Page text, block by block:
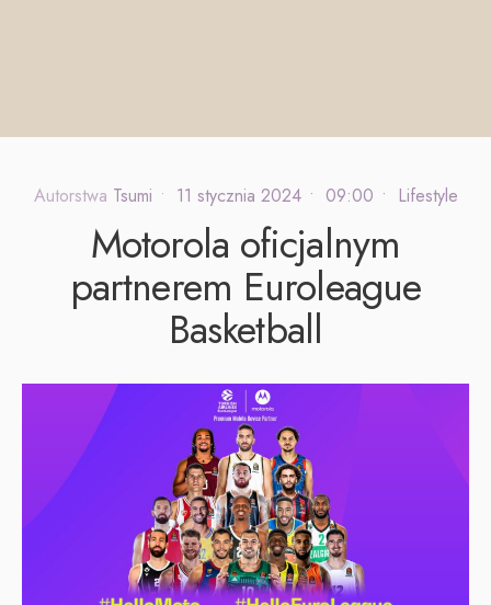
Autorstwa Tsumi • 11 stycznia 2024 • 09:00 • Lifestyle
Motorola oficjalnym
partnerem Euroleague
Basketball